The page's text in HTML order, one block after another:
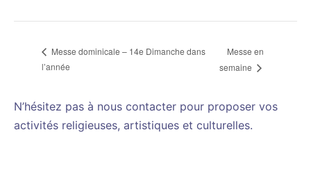
Messe dominicale – 14e Dimanche dans
l’année
Messe en
semaine
N’hésitez pas à nous contacter pour proposer vos
activités religieuses, artistiques et culturelles.